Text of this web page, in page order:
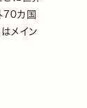
70カ国
メイン